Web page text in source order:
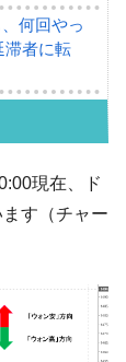
何回やっ
滞者に転
調。半導
レ。
は4,279億ド
がサーバ
現在、ド
す（チャー